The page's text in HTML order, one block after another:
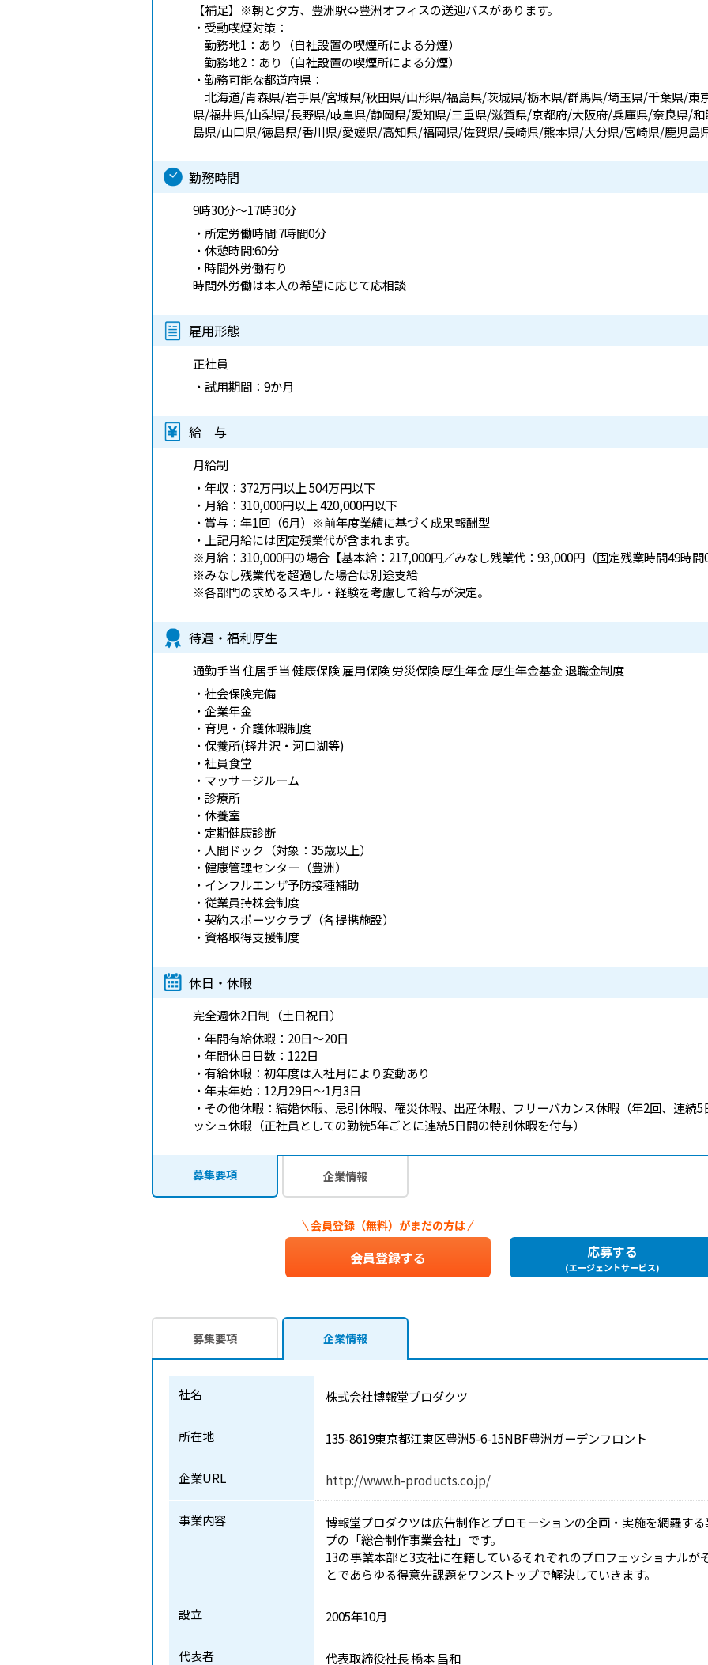
【補足】 ※朝と夕方、豊洲駅⇔豊洲オフィスの送迎バスがあります。​
・受動喫煙対策：
勤務地1：あり（自社設置の喫煙所による分煙）
勤務地2：あり（自社設置の喫煙所による分煙）
・勤務可能な都道府県：
北海道/青森県/岩手県/宮城県/秋田県/山形県/福島県/茨城県/栃木県/群馬県/埼玉県/千葉県/東
県/福井県/山梨県/長野県/岐阜県/静岡県/愛知県/三重県/滋賀県/京都府/大阪府/兵庫県/奈良県/
島県/山口県/徳島県/香川県/愛媛県/高知県/福岡県/佐賀県/長崎県/熊本県/大分県/宮崎県/鹿児島
勤務時間
9時30分～17時30分
・所定労働時間:7時間0分
・休憩時間:60分
・時間外労働有り
時間外労働は本人の希望に応じて応相談
雇用形態
正社員
・試用期間：9か月
給 与
月給制
・年収：372万円以上 504万円以下
・月給：310,000円以上 420,000円以下
・賞与：年1回（6月）※前年度業績に基づく成果報酬型
・上記月給には固定残業代が含まれます。
※月給：310,000円の場合【基本給：217,000円／みなし残業代：93,000円（固定残業時間49時間
※みなし残業代を超過した場合は別途支給
※各部門の求めるスキル・経験を考慮して給与が決定。
待遇・福利厚生
通勤手当 住居手当 健康保険 雇用保険 労災保険 厚生年金 厚生年金基金 退職金制度
・社会保険完備
・企業年金
・育児・介護休暇制度
・保養所(軽井沢・河口湖等)
・社員食堂
・マッサージルーム
・診療所
・休養室
・定期健康診断
・人間ドック（対象：35歳以上）
・健康管理センター（豊洲）
・インフルエンザ予防接種補助
・従業員持株会制度
・契約スポーツクラブ（各提携施設）
・資格取得支援制度
休日・休暇
完全週休2日制（土日祝日）
・年間有給休暇：20日～20日
・年間休日日数：122日
・有給休暇：初年度は入社月により変動あり
・年末年始：12月29日〜1月3日
・その他休暇：結婚休暇、忌引休暇、罹災休暇、出産休暇、フリーバカンス休暇（年2回、連続
ッシュ休暇（正社員としての勤続5年ごとに連続5日間の特別休暇を付与）
募集要項 企業情報
会員登録する 応募する
(エージェントサービス)
募集要項 企業情報
社名 株式会社博報堂プロダクツ
所在地 135-8619東京都江東区豊洲5-6-15NBF豊洲ガーデンフロント
企業URL http://www.h-products.co.jp/
事業内容
博報堂プロダクツは広告制作とプロモーションの企画・実施を網羅す
プの「総合制作事業会社」です。
13の事業本部と3支社に在籍しているそれぞれのプロフェッショナルが
とであらゆる得意先課題をワンストップで解決していきます。
設立 2005年10月
代表者 代表取締役社長橋本 昌和